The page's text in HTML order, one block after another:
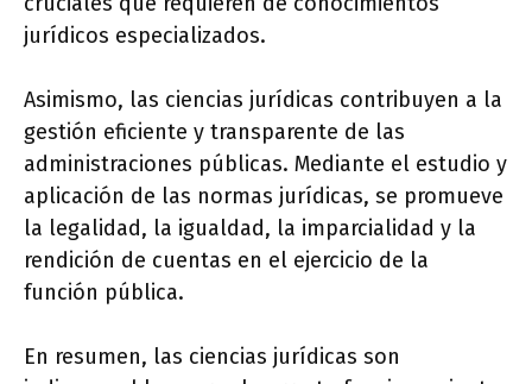
jurídicos especializados.
Asimismo, las ciencias jurídicas contribuyen a la
gestión eficiente y transparente de las
administraciones públicas. Mediante el estudio y
aplicación de las normas jurídicas, se promueve
la legalidad, la igualdad, la imparcialidad y la
rendición de cuentas en el ejercicio de la
función pública.
En resumen, las ciencias jurídicas son